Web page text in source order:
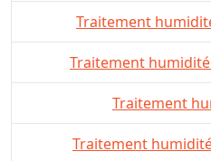
Traitement
Traitement
Traitement
Traitement